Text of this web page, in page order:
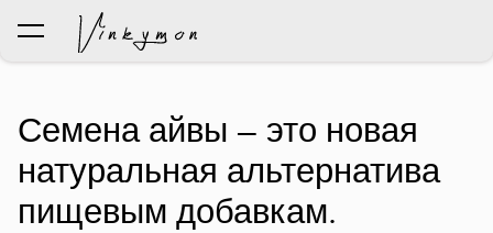
был добавлен в корзину.
Семена айвы — это новая
натуральная альтернатива
пищевым добавкам.